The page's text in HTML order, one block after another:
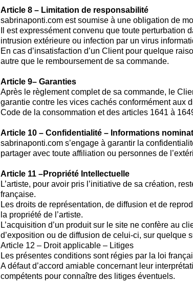
Article 8 – Limitation de responsabilité
sabrinaponti.com est soumise à une obligation de
Il est expressément convenu que toute
intrusion extérieure ou infection par un virus
En cas d’insatisfaction d’un Client pour quelque
autre que le remboursement de sa commande.
Article 9– Garanties
Après le règlement complet de sa commande, le
garantie contre les vices cachés conformément aux
Code de la consommation et des articles 1641 à
Article 10 – Confidentialité – Informations
sabrinaponti.com s’engage à garantir la
partager avec toute affiliation ou personnes de
Article 11 –Propriété Intellectuelle
L’artiste, pour avoir pris l’initiative de sa création,
française.
Les droits de représentation, de diffusion et de
la propriété de l’artiste.
L’acquisition d’un produit sur le site ne confère au
d’exposition ou de diffusion de celui-ci, sur quelque
Article 12 – Droit applicable – Litiges
Les présentes conditions sont régies par la loi
A défaut d’accord amiable concernant leur
compétents pour connaître des litiges éventuels.